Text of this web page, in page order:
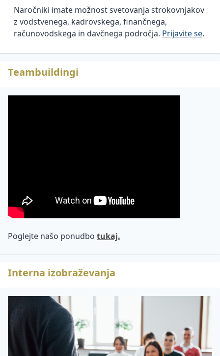
Naročniki imate možnost svetovanja strokovnjakov
z vodstvenega, kadrovskega, finančnega,
računovodskega in davčnega področja. Prijavite se.
Teambuildingi
Poglejte našo ponudbo tukaj.
Interna izobraževanja